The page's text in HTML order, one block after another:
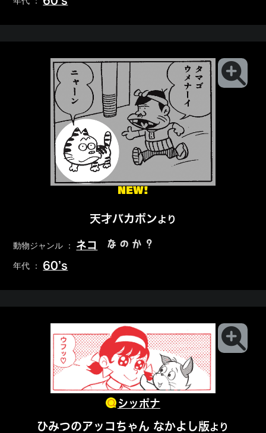
NEW!
天才バカボンより
動物ジャンル ： ネコ なのか？
年代 ： 60’s
シッポナ
ひみつのアッコちゃん なかよし版より